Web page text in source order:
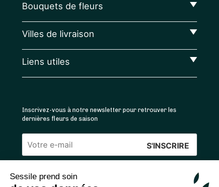
Sessile prend soin
Bouquets de fleurs
Villes de livraison
Liens utiles
Inscrivez-vous à notre newsletter pour retrouver les
dernières fleurs de saison
Veuillez
ce
4.4 /5 ⭐ | 120 000+ bouquets livrés |